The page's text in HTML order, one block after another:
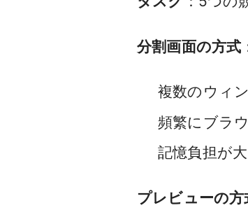
分割画面の方式
複数のウィ
頻繁にブラ
記憶負担が
プレビューの方